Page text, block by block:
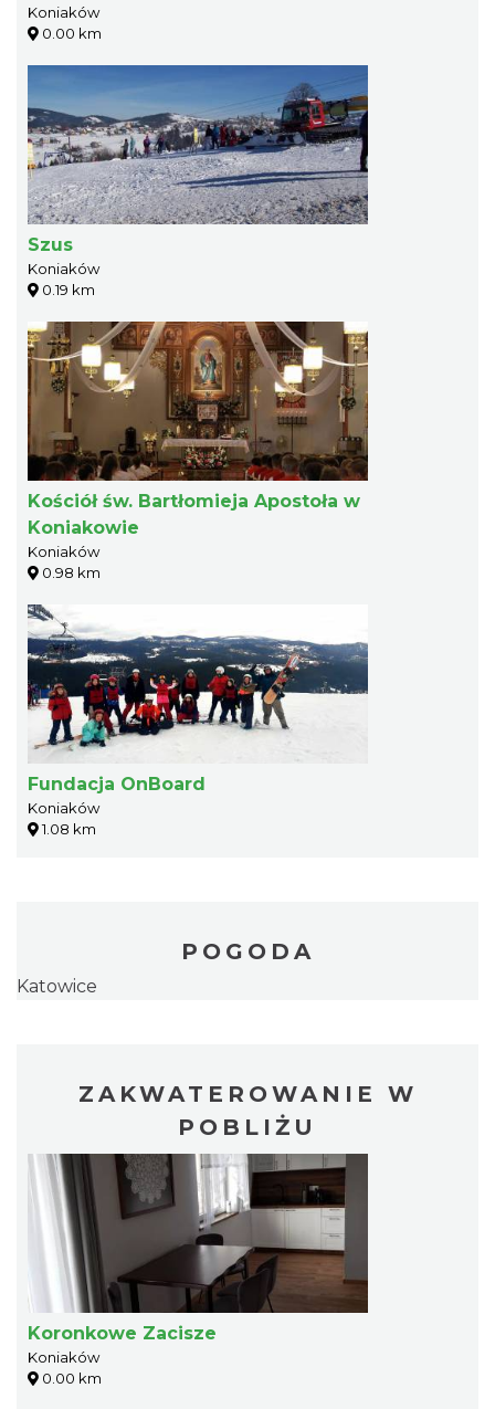
Koniaków
0.00 km
Szus
Koniaków
0.19 km
Kościół św. Bartłomieja Apostoła w
Koniakowie
Koniaków
0.98 km
Fundacja OnBoard
Koniaków
1.08 km
POGODA
Katowice
ZAKWATEROWANIE W
POBLIŻU
Koronkowe Zacisze
Koniaków
0.00 km